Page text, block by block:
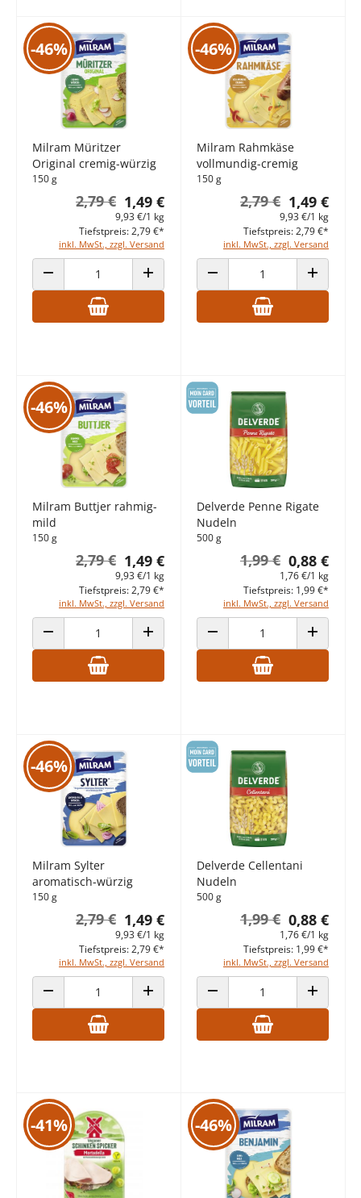
-46%
Milram Müritzer
Original cremig-würzig
150 g
1,49 €
2,79 €
9,93 €/1 kg
inkl. MwSt., zzgl. Versand
Tiefstpreis: 2,79 €*
ANZAHL VERRINGERN ANZAHL ERHÖHEN
-46%
Milram Rahmkäse
vollmundig-cremig
150 g
1,49 €
2,79 €
9,93 €/1 kg
inkl. MwSt., zzgl. Versand
Tiefstpreis: 2,79 €*
ANZAHL VERRINGERN ANZAHL
-46%
Milram Buttjer rahmig-
mild
150 g
1,49 €
2,79 €
9,93 €/1 kg
inkl. MwSt., zzgl. Versand
Tiefstpreis: 2,79 €*
ANZAHL VERRINGERN ANZAHL ERHÖHEN
Delverde Penne Rigate
Nudeln
500 g
0,88 €
1,99 €
1,76 €/1 kg
inkl. MwSt., zzgl. Versand
Tiefstpreis: 1,99 €*
ANZAHL VERRINGERN ANZAHL
-46%
Milram Sylter
aromatisch-würzig
150 g
1,49 €
2,79 €
9,93 €/1 kg
inkl. MwSt., zzgl. Versand
Tiefstpreis: 2,79 €*
ANZAHL VERRINGERN ANZAHL ERHÖHEN
Delverde Cellentani
Nudeln
500 g
0,88 €
1,99 €
1,76 €/1 kg
inkl. MwSt., zzgl. Versand
Tiefstpreis: 1,99 €*
ANZAHL VERRINGERN ANZAHL
-41% -46%